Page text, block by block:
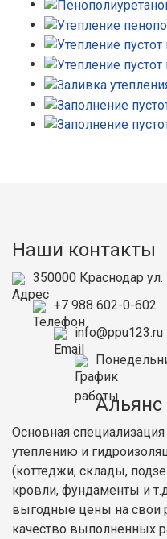
Наши контакты
350000 Краснодар ул.
+7 988 602-0-602
info@ppu123.ru
Основная
утеплению и
(коттеджи, склады,
кровли, фундаменты и
выгодные цены на свои
качество выполненных